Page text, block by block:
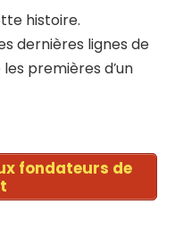
histoire.
dernières lignes de
premières d’un
fondateurs de